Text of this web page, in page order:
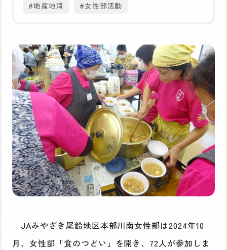
#地産地消 #女性部活動
JAみやざき尾鈴地区本部川南女性部は2024年10
月、女性部「食のつどい」を開き、72人が参加しま